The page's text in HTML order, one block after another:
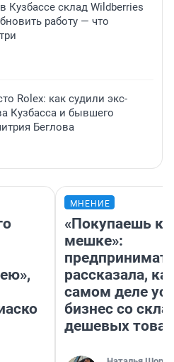
Кузбассе склад Wildberries
работу — что
Rolex: как судили экс-
Кузбасса и бывшего
Беглова
МНЕНИЕ
«Покупаешь
мешке»:
рассказала,
самом деле
бизнес со
дешевых